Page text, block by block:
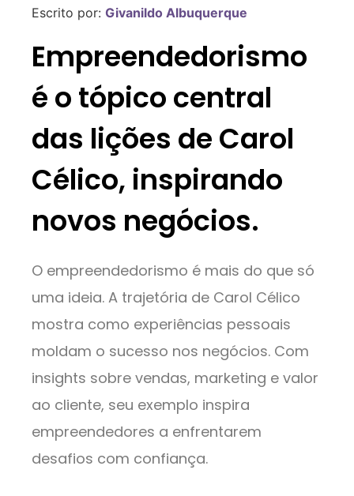
Escrito por: Givanildo Albuquerque
Empreendedorismo
é o tópico central
das lições de Carol
Célico, inspirando
novos negócios.
O empreendedorismo é mais do que só
uma ideia. A trajetória de Carol Célico
mostra como experiências pessoais
moldam o sucesso nos negócios. Com
insights sobre vendas, marketing e valor
ao cliente, seu exemplo inspira
empreendedores a enfrentarem
desafios com confiança.